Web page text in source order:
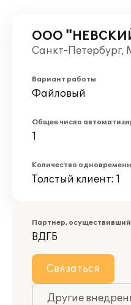
ООО
Санкт-Петербург,
Вариант работы
Файловый
Общее число
1
Количество
Толстый клиент: 1
Партнер,
ВДГБ
Связаться
Другие